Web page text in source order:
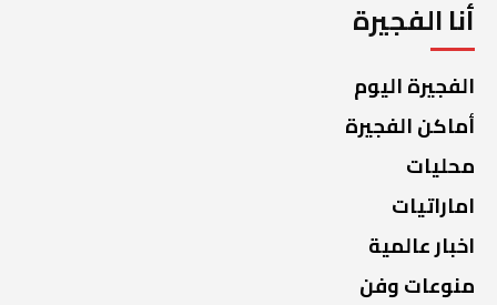
أنا الفجيرة
الفجيرة اليوم
أماكن الفجيرة
محليات
اماراتيات
اخبار عالمية
منوعات وفن